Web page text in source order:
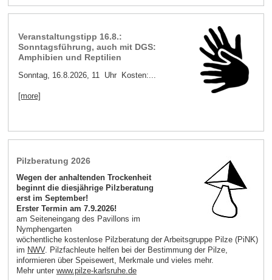
Veranstaltungstipp 16.8.:
Sonntagsführung, auch mit DGS:
Amphibien und Reptilien
Sonntag, 16.8.2026, 11 Uhr Kosten:...
[more]
Pilzberatung 2026
Wegen der anhaltenden Trockenheit
beginnt die diesjährige Pilzberatung
erst im September!
Erster Termin am 7.9.2026!
am Seiteneingang des Pavillons im
Nymphengarten
wöchentliche kostenlose Pilzberatung der Arbeitsgruppe Pilze (PiNK)
im NWV. Pilzfachleute helfen bei der Bestimmung der Pilze,
informieren über Speisewert, Merkmale und vieles mehr.
Mehr unter www.pilze-karlsruhe.de